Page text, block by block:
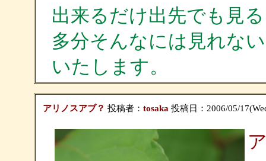
出来るだけ出先でも見
多分そんなには見れな
いたします。
アリノスアブ？ 投稿者： tosaka 投稿日：2006/05/